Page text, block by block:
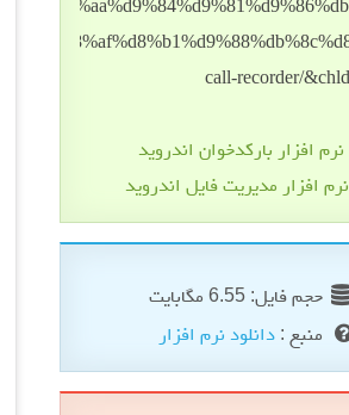
نرم افزار بارکدخوان اندروید
نرم افزار مدیریت فایل اندروید
حجم فایل: 6.55 مگابایت
منبع : دانلود نرم افزار